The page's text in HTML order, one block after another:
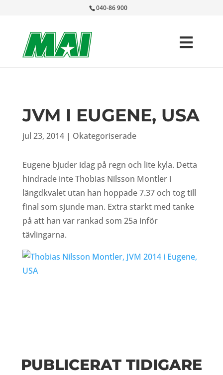
040-86 900
JVM I EUGENE, USA
jul 23, 2014| Okategoriserade
Eugene bjuder idag på regn och lite kyla. Detta
hindrade inte Thobias Nilsson Montler i
längdkvalet utan han hoppade 7.37 och tog till
final som sjunde man. Extra starkt med tanke
på att han var rankad som 25a inför
tävlingarna.
PUBLICERAT TIDIGARE